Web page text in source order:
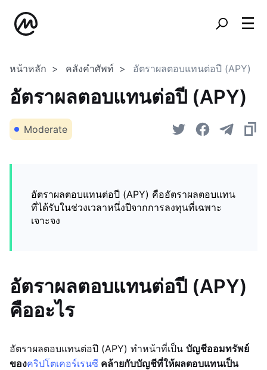
หน้าหลัก คลังคำศัพท์ อัตราผลตอบแทนต่อปี (APY)
อัตราผลตอบแทนต่อปี (APY)
Moderate
อัตราผลตอบแทนต่อปี (APY) คืออัตราผลตอบแทน
ที่ได้รับในช่วงเวลาหนึ่งปีจากการลงทุนที่เฉพาะ
เจาะจง
อัตราผลตอบแทนต่อปี (APY)
คืออะไร
อัตราผลตอบแทนต่อปี (APY) ทำหน้าที่เป็น บัญชีออมทรัพย์
ของคริปโตเคอร์เรนซี คล้ายกับบัญชีที่ให้ผลตอบแทนเป็น